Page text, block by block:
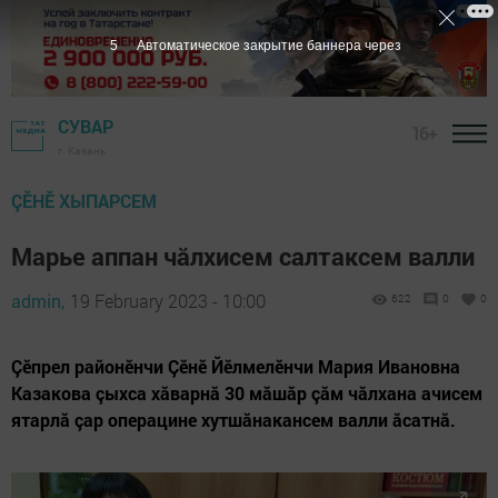
СУВАР
ÇӖНӖ ХЫПАРСЕМ
Марье аппан чăлхисем салтаксем валли
admin, 19 February 2023 - 10:00 622 0 0
Çӗпрел районӗнчи Çӗнӗ Йӗлмелӗнчи Мария Ивановна
Казакова çыхса хăварнă 30 мăшăр çăм чăлхана ачисем
ятарлă çар операцине хутшăнакансем валли ăсатнă.
3 Автоматическое закрытие баннера через